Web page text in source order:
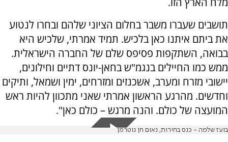
תושבים שעברו משבר בחלום הציוני שלהם ובחרו לנטוע
את ביתם איתנו כאן בלכיש. תמיד אמרתי, שלכיש היא
בבואה, השתקפות פסיפס שלם של החברה הישראלית.
ממש כמו החיילים בנגמ"ש בחאן-יונס דתיים וחילונים,
יישובי מזרח ומערב, אשכנזים ומזרחים, ימין ושמאל, ותיקים
וחדשים. מהרגע הראשון אמרתי שאני מתכוון להיות ראש
המועצה של כולם. והנה מרגש – כולם כאן".
בועז שלמה - כנס בחירות, נאום חן גוטרמן